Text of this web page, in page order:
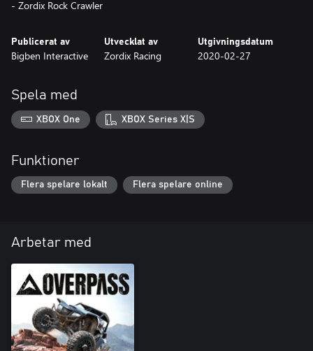
- Zordix Rock Crawler
Publicerat av
Bigben Interactive
Utvecklat av
Zordix Racing
Utgivningsdatum
2020-02-27
Spela med
XBOX One XBOX Series X|S
Funktioner
Flera spelare lokalt Flera spelare online
Arbetar med